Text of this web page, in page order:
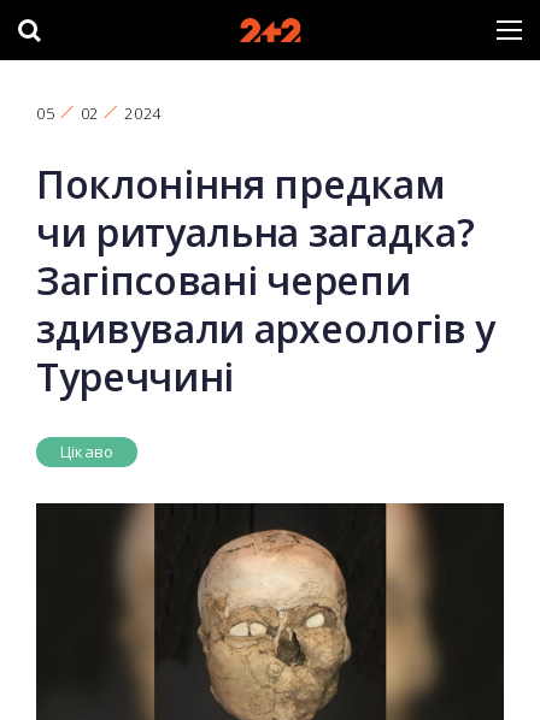
05 02 2024
Поклоніння предкам
чи ритуальна загадка?
Загіпсовані черепи
здивували археологів у
Туреччині
Цікаво